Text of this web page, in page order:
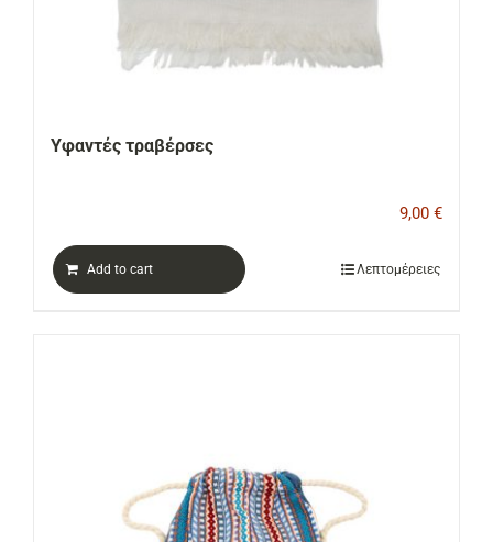
Υφαντές τραβέρσες
9,00 €
Add to cart Λεπτομέρειες